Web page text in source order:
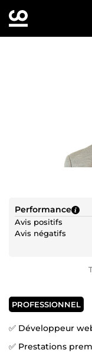
Performance
Avis positifs
Avis négatifs
PROFESSIONNEL
✅ Développeur
✅ Prestations